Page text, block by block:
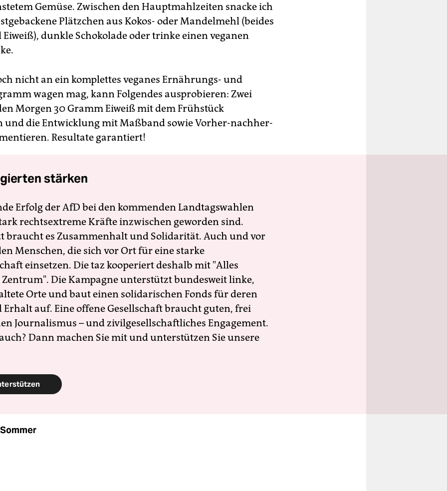
Gemüse. Zwischen den Hauptmahlzeiten snacke ich
Plätzchen aus Kokos- oder Mandelmehl (beides
dunkle Schokolade oder trinke einen veganen
nicht an ein komplettes veganes Ernährungs- und
wagen mag, kann Folgendes ausprobieren: Zwei
Morgen 30 Gramm Eiweiß mit dem Frühstück
und die Entwicklung mit Maßband sowie Vorher-nachher-
Resultate garantiert!
stärken
Erfolg der AfD bei den kommenden Landtagswahlen
rechtsextreme Kräfte inzwischen geworden sind.
braucht es Zusammenhalt und Solidarität. Auch und vor
Menschen, die sich vor Ort für eine starke
einsetzen. Die taz kooperiert deshalb mit "Alles
Die Kampagne unterstützt bundesweit linke,
Orte und baut einen solidarischen Fonds für deren
Erhalt auf. Eine offene Gesellschaft braucht guten, frei
Journalismus – und zivilgesellschaftliches Engagement.
Dann machen Sie mit und unterstützen Sie unsere